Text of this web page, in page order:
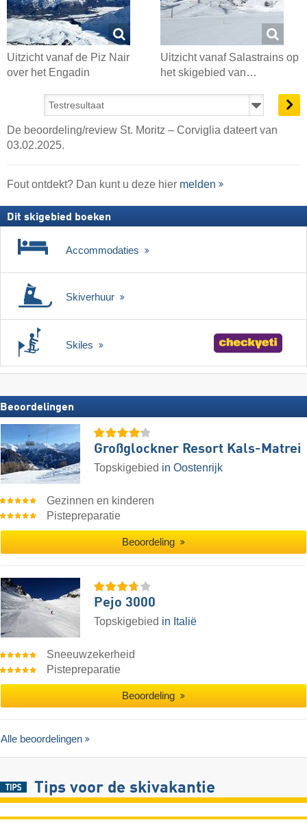
Uitzicht vanaf de Piz Nair
over het Engadin
Uitzicht vanaf Salastrains op
het skigebied van…
De beoordeling/review St. Moritz – Corviglia dateert van
03.02.2025.
Fout ontdekt? Dan kunt u deze hier melden
Dit skigebied boeken
Accommodaties
Skiverhuur
Skiles
Beoordelingen
Großglockner Resort Kals-Matrei
Topskigebied in Oostenrijk
Gezinnen en kinderen
Pistepreparatie
Beoordeling
Pejo 3000
Topskigebied in Italië
Sneeuwzekerheid
Pistepreparatie
Beoordeling
Alle beoordelingen
Tips voor de skivakantie